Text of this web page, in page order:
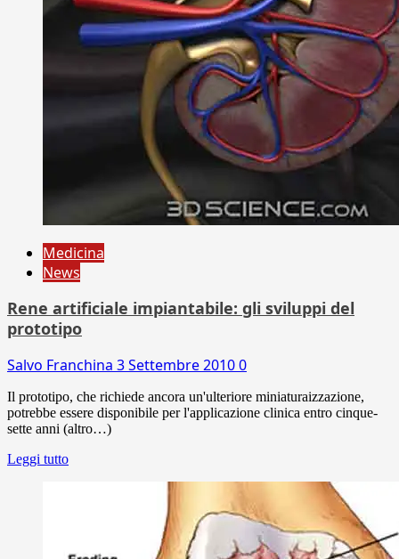
Medicina
News
Rene artificiale impiantabile: gli sviluppi del
prototipo
Salvo Franchina 3 Settembre 20100
Il prototipo, che richiede ancora un'ulteriore miniaturaizzazione,
potrebbe essere disponibile per l'applicazione clinica entro cinque-
sette anni (altro…)
Leggi tutto